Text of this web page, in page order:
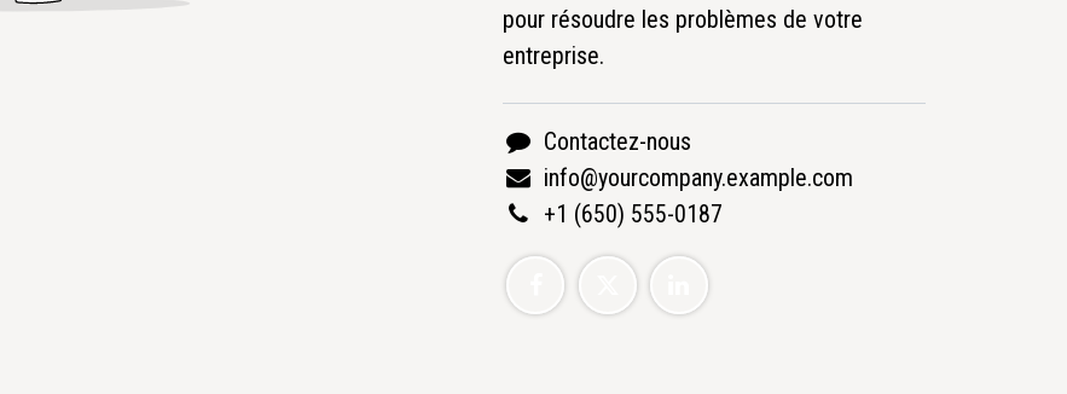
pour résoudre les problèmes de votre
entreprise.
Contactez-nous
info@yourcompany.example.com
+1 (650) 555-0187